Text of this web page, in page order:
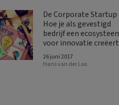
De Corporate Startup
Hoe je als gevestigd
bedrijf een
voor innovatie creëert
26 juni 2017
Hans van der Loo